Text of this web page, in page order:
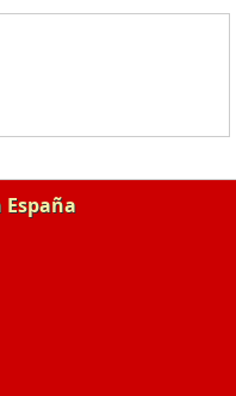
España